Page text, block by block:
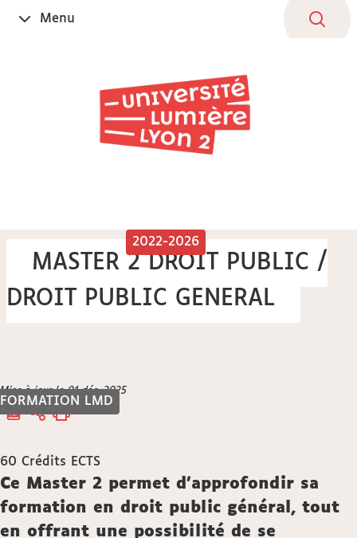
OuvrirMenu
FORMATION LMD
2022-2026
MASTER 2 DROIT PUBLIC /
DROIT PUBLIC GENERAL
Vous
êtes
Accueil
Mise à jour le 01 déc. 2025
60 Crédits ECTS
Description
Ce Master 2 permet d’approfondir sa
formation en droit public général, tout
en offrant une possibilité de se